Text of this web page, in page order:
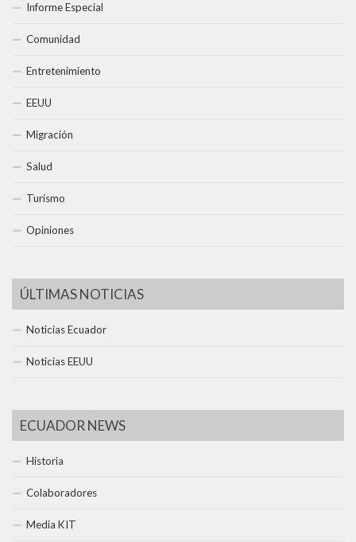
Informe Especial
Comunidad
Entretenimiento
EEUU
Migración
Salud
Turismo
Opiniones
ÚLTIMAS NOTICIAS
Noticias Ecuador
Noticias EEUU
ECUADOR NEWS
Historia
Colaboradores
Media KIT